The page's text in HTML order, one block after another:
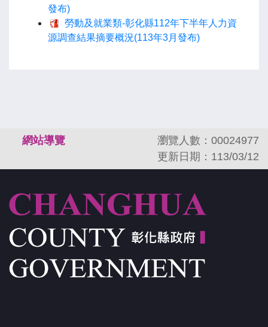
發布)
勞動及就業類-彰化縣112年下半年人力資
源調查結果摘要概況(113年3月發布)
網站導覽
瀏覽人數：00024977
更新日期：113/03/12